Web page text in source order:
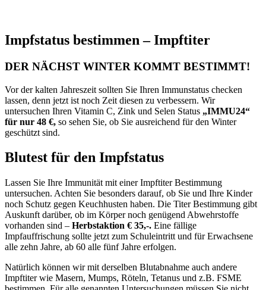
Impfstatus bestimmen – Impftiter
DER NÄCHST WINTER KOMMT BESTIMMT!
Vor der kalten Jahreszeit sollten Sie Ihren Immunstatus checken
lassen, denn jetzt ist noch Zeit diesen zu verbessern. Wir
untersuchen Ihren Vitamin C, Zink und Selen Status „IMMU24“
für nur 48 €, so sehen Sie, ob Sie ausreichend für den Winter
geschützt sind.
Blutest für den Impfstatus
Lassen Sie Ihre Immunität mit einer Impftiter Bestimmung
untersuchen. Achten Sie besonders darauf, ob Sie und Ihre Kinder
noch Schutz gegen Keuchhusten haben. Die Titer Bestimmung gibt
Auskunft darüber, ob im Körper noch genügend Abwehrstoffe
vorhanden sind – Herbstaktion € 35,-. Eine fällige
Impfauffrischung sollte jetzt zum Schuleintritt und für Erwachsene
alle zehn Jahre, ab 60 alle fünf Jahre erfolgen.
Natürlich können wir mit derselben Blutabnahme auch andere
Impftiter wie Masern, Mumps, Röteln, Tetanus und z.B. FSME